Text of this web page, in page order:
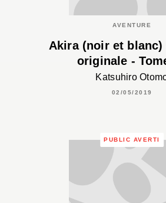
AVENTURE
Akira (noir et
originale -
Katsuhiro
02/05/2019
PUBLIC AVERTI